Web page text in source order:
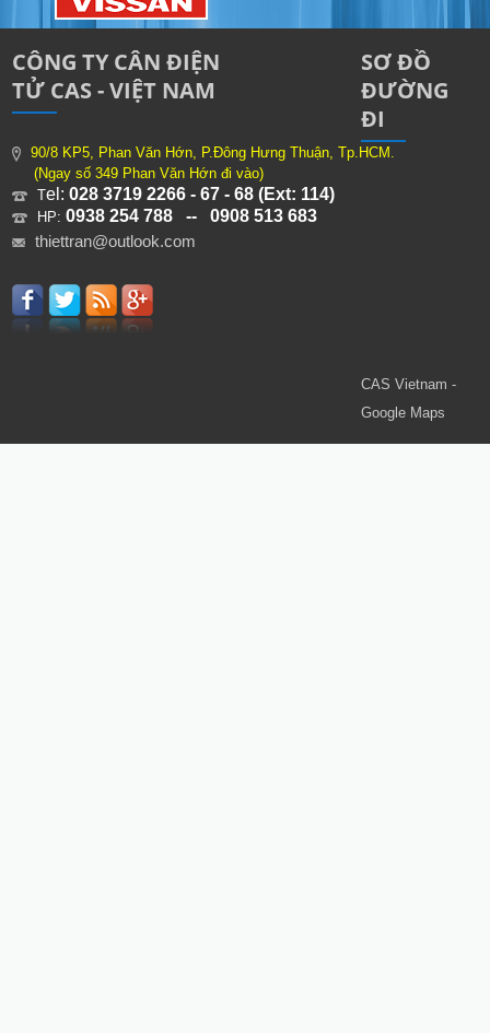
CÔNG TY CÂN ĐIỆN
TỬ CAS - VIỆT NAM
90/8 KP5, Phan Văn Hớn, P.Đông Hưng Thuận, Tp.HCM.
(Ngay số 349 Phan Văn Hớn đi vào)
Tel:028 3719 2266 - 67 - 68 (Ext: 114)
HP:0938 254 788 -- 0908 513 683
thiettran@outlook.com
SƠ ĐỒ
ĐƯỜNG
ĐI
CAS Vietnam -
Google Maps